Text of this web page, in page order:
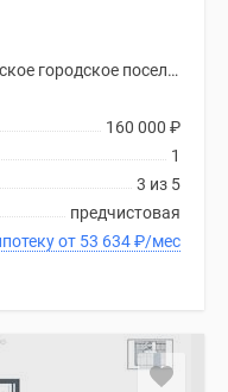
Ленинградская область, Дубровское городское поселение
160 000 ₽
1
3 из 5
предчистовая
В ипотеку от 53 634₽/мес